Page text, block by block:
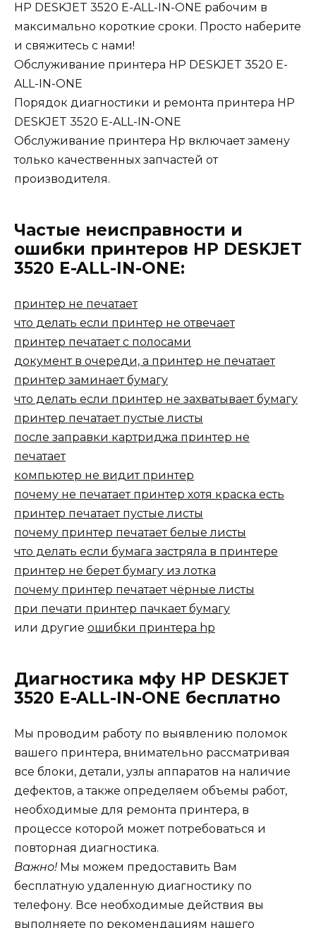
HP DESKJET 3520 E-ALL-IN-ONE рабочим в
максимально короткие сроки. Просто наберите
и свяжитесь с нами!
Обслуживание принтера HP DESKJET 3520 E-
ALL-IN-ONE
Порядок диагностики и ремонта принтера HP
DESKJET 3520 E-ALL-IN-ONE
Обслуживание принтера Hp включает замену
только качественных запчастей от
производителя.
Частые неисправности и
ошибки принтеров HP DESKJET
3520 E-ALL-IN-ONE:
принтер не печатает
что делать если принтер не отвечает
принтер печатает с полосами
документ в очереди, а принтер не печатает
принтер заминает бумагу
что делать если принтер не захватывает бумагу
принтер печатает пустые листы
после заправки картриджа принтер не
печатает
компьютер не видит принтер
почему не печатает принтер хотя краска есть
принтер печатает пустые листы
почему принтер печатает белые листы
что делать если бумага застряла в принтере
принтер не берет бумагу из лотка
почему принтер печатает чёрные листы
при печати принтер пачкает бумагу
или другие ошибки принтера hp
Диагностика мфу HP DESKJET
3520 E-ALL-IN-ONE бесплатно
Мы проводим работу по выявлению поломок
вашего принтера, внимательно рассматривая
все блоки, детали, узлы аппаратов на наличие
дефектов, а также определяем объемы работ,
необходимые для ремонта принтера, в
процессе которой может потребоваться и
повторная диагностика.
Важно! Мы можем предоставить Вам
бесплатную удаленную диагностику по
телефону. Все необходимые действия вы
выполняете по рекомендациям нашего